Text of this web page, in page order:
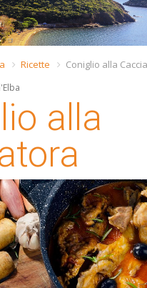
FRA
Ricette Coniglio alla
alla